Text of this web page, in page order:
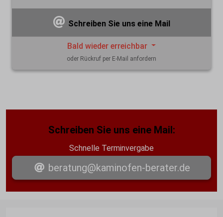
Schreiben Sie uns eine Mail
Bald wieder erreichbar
oder Rückruf per E-Mail anfordern
Schreiben Sie uns eine Mail:
Schnelle Terminvergabe
beratung@kaminofen-berater.de